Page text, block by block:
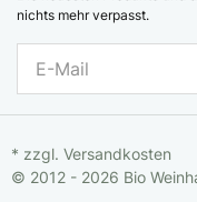
nichts mehr verpasst.
* zzgl. Versandkosten
© 2012 - 2026 Bio